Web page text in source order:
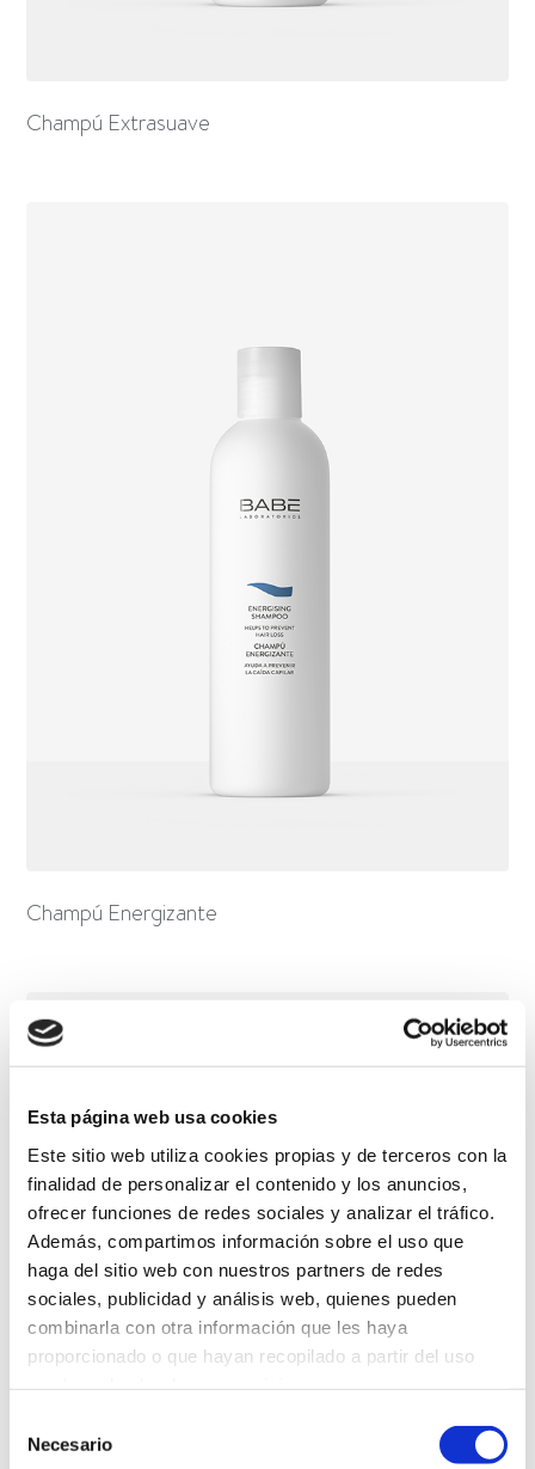
Esta página web usa cookies
Este sitio web utiliza cookies propias y de terceros con la
finalidad de personalizar el contenido y los anuncios,
ofrecer funciones de redes sociales y analizar el tráfico.
Además, compartimos información sobre el uso que
haga del sitio web con nuestros partners de redes
sociales, publicidad y análisis web, quienes pueden
combinarla con otra información que les haya
proporcionado o que hayan recopilado a partir del uso
Más información
Necesario
Champú Extrasuave
Champú Energizante